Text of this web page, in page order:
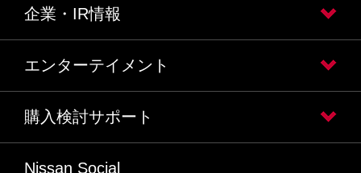
企業・IR情報
エンターテイメント
購入検討サポート
Nissan Social